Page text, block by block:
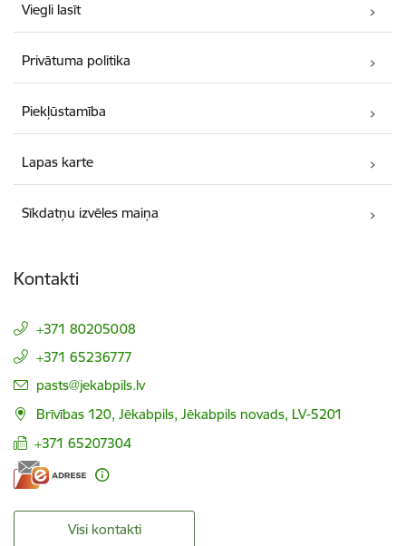
Viegli lasīt
Privātuma politika
Piekļūstamība
Lapas karte
Sīkdatņu izvēles maiņa
Kontakti
+371 80205008
+371 65236777
E-pasts:
pasts@jekabpils.lv
Brīvības 120, Jēkabpils, Jēkabpils novads, LV-5201
+371 65207304
Visi kontakti